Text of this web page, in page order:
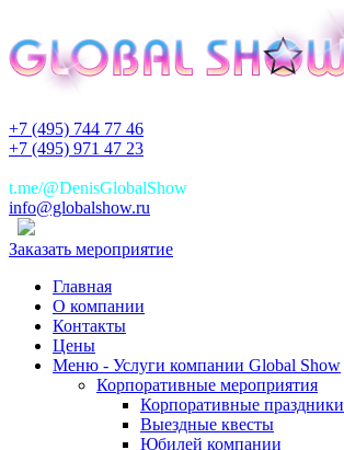
+7 (495) 744 77 46
+7 (495) 971 47 23
t.me/@DenisGlobalShow
info@globalshow.ru
Заказать мероприятие
Главная
О компании
Контакты
Цены
Меню - Услуги компании Global Show
Корпоративные мероприятия
Корпоративные праздники
Выездные квесты
Юбилей компании